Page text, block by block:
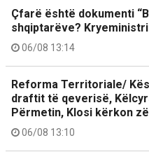
Çfarë është dokumenti
shqiptarëve?
06/08 13:14
Reforma Territoriale/
draftit të qeverisë,
Përmetin, Klosi kërkon
06/08 13:10